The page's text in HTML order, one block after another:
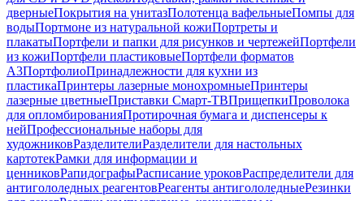
дверныеПокрытия на унитазПолотенца вафельныеПомпы для
водыПортмоне из натуральной кожиПортреты и
плакатыПортфели и папки для рисунков и чертежейПортфели
из кожиПортфели пластиковыеПортфели форматов
А3ПортфолиоПринадлежности для кухни из
пластикаПринтеры лазерные монохромныеПринтеры
лазерные цветныеПриставки Смарт-ТВПрищепкиПроволока
для опломбированияПротирочная бумага и диспенсеры к
нейПрофессиональные наборы для
художниковРазделителиРазделители для настольных
картотекРамки для информации и
ценниковРапидографыРасписание уроковРаспределители для
антигололедных реагентовРеагенты антигололедныеРезинки